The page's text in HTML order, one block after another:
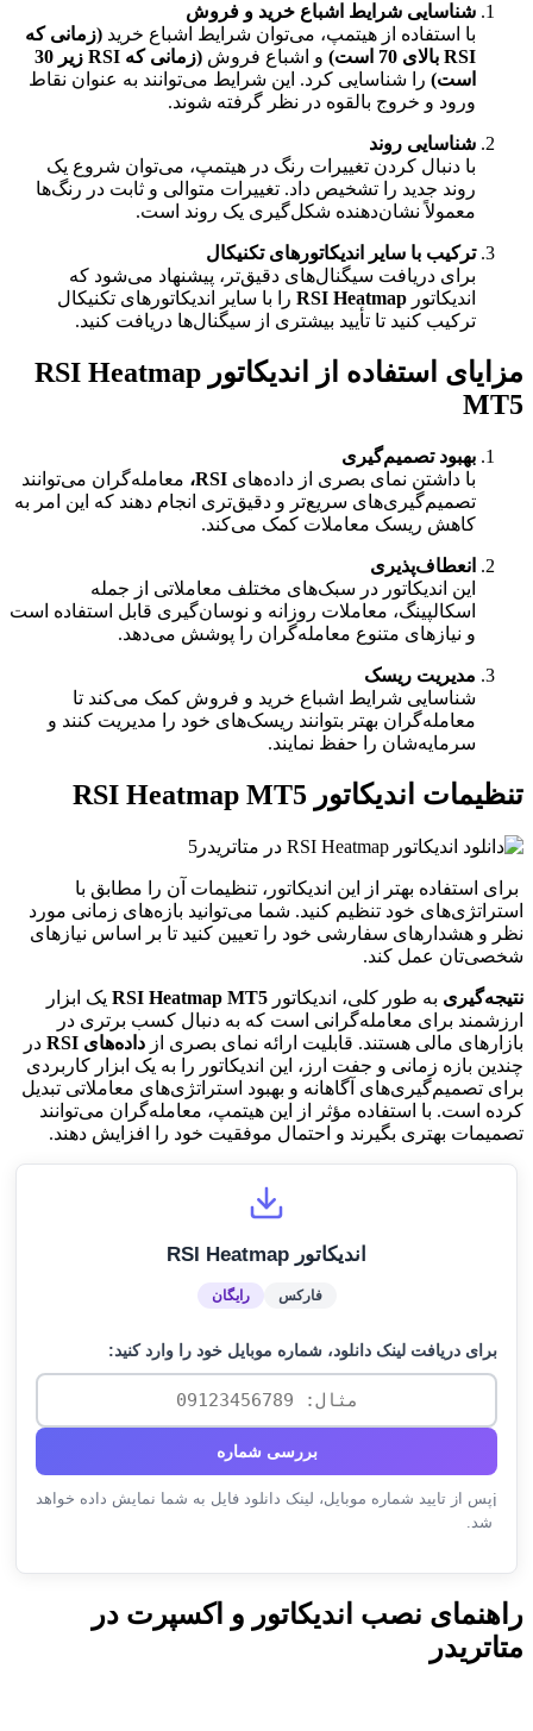
شناسایی شرایط اشباع خرید و فروش
با استفاده از هیتمپ، می‌توان شرایط اشباع خرید (زمانی که
RSI بالای 70 است)
و اشباع فروش
(زمانی که RSI زیر 30
است) را شناسایی کرد. این شرایط می‌توانند به عنوان نقاط
ورود و خروج بالقوه در نظر گرفته شوند.
شناسایی روند
با دنبال کردن تغییرات رنگ در هیتمپ، می‌توان شروع یک
روند جدید را تشخیص داد. تغییرات متوالی و ثابت در رنگ‌ها
معمولاً نشان‌دهنده شکل‌گیری یک روند است.
ترکیب با سایر اندیکاتورهای تکنیکال
برای دریافت سیگنال‌های دقیق‌تر، پیشنهاد می‌شود که
اندیکاتور RSI Heatmap را با سایر اندیکاتورهای تکنیکال
ترکیب کنید تا تأیید بیشتری از سیگنال‌ها دریافت کنید.
مزایای استفاده از اندیکاتور RSI Heatmap
MT5
بهبود تصمیم‌گیری
با داشتن نمای بصری از داده‌های RSI، معامله‌گران می‌توانند
تصمیم‌گیری‌های سریع‌تر و دقیق‌تری انجام دهند که این امر به
کاهش ریسک معاملات کمک می‌کند.
انعطاف‌پذیری
این اندیکاتور در سبک‌های مختلف معاملاتی از جمله
اسکالپینگ، معاملات روزانه و نوسان‌گیری قابل استفاده است
و نیازهای متنوع معامله‌گران را پوشش می‌دهد.
مدیریت ریسک
شناسایی شرایط اشباع خرید و فروش کمک می‌کند تا
معامله‌گران بهتر بتوانند ریسک‌های خود را مدیریت کنند و
سرمایه‌شان را حفظ نمایند.
تنظیمات اندیکاتور RSI Heatmap MT5
برای استفاده بهتر از این اندیکاتور، تنظیمات آن را مطابق با
استراتژی‌های خود تنظیم کنید. شما می‌توانید بازه‌های زمانی مورد
نظر و هشدارهای سفارشی خود را تعیین کنید تا بر اساس نیازهای
شخصی‌تان عمل کند.
نتیجه‌گیری به طور کلی، اندیکاتور RSI Heatmap MT5
یک ابزار
ارزشمند برای معامله‌گرانی است که به دنبال کسب برتری در
بازارهای مالی هستند. قابلیت ارائه نمای بصری از داده‌های RSI
در
چندین بازه زمانی و جفت ارز، این اندیکاتور را به یک ابزار کاربردی
برای تصمیم‌گیری‌های آگاهانه و بهبود استراتژی‌های معاملاتی تبدیل
کرده است. با استفاده مؤثر از این هیتمپ، معامله‌گران می‌توانند
تصمیمات بهتری بگیرند و احتمال موفقیت خود را افزایش دهند.
اندیکاتور RSI Heatmap
فارکس رایگان
برای دریافت لینک دانلود، شماره موبایل خود را وارد کنید:
بررسی شماره
ℹ️پس از تایید شماره موبایل، لینک دانلود فایل به شما نمایش داده خواهد
شد.
راهنمای نصب اندیکاتور و اکسپرت در
متاتریدر